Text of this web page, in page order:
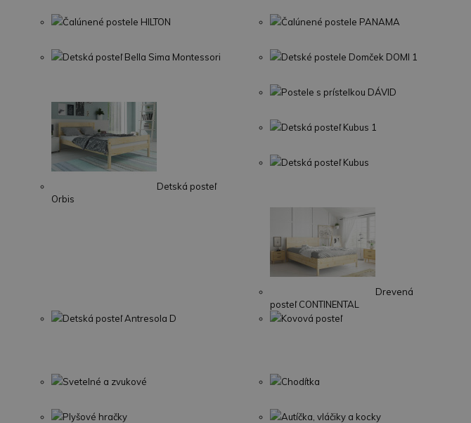
Čalúnené postele HILTON Čalúnené postele PANAMA
Detská posteľ Bella Sima Montessori Detské postele Domček DOMI 1
Detská posteľ
Orbis
Postele s prístelkou DÁVID
Detská posteľ Kubus 1
Detská posteľ Kubus
Drevená
posteľ CONTINENTAL
Detská posteľ Antresola D Kovová posteľ
Svetelné a zvukové Chodítka
Plyšové hračky Autíčka, vláčiky a kocky